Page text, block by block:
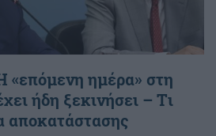
«επόμενη ημέρα» στη
ήδη ξεκινήσει – Tι
αποκατάστασης